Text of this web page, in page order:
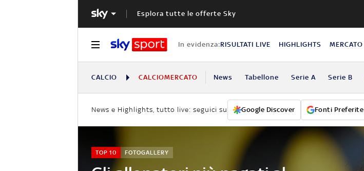
Esplora tutte le offerte Sky
In evidenza:RISULTATI LIVE HIGHLIGHTS MERCATO
CALCIO CALCIOMERCATO News Tabellone Serie A Serie B
News e Highlights, tutto live: seguici su Google Discover Fonti Preferite
TOP 10 FOTOGALLERY